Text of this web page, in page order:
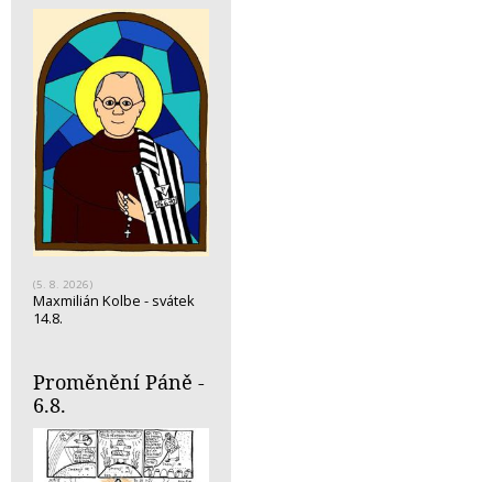
(5. 8. 2026)
Maxmilián Kolbe - svátek
14.8.
Proměnění Páně -
6.8.